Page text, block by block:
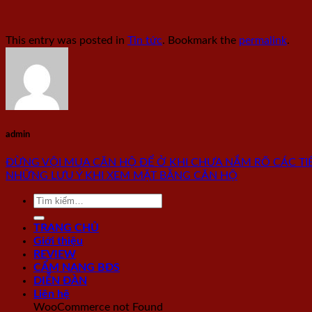
This entry was posted in Tin tức. Bookmark the permalink.
admin
ĐỪNG VỘI MUA CĂN HỘ ĐỂ Ở KHI CHƯA NẮM RÕ CÁC
NHỮNG LƯU Ý KHI XEM MẶT BẰNG CĂN HỘ
TRANG CHỦ
Giới thiệu
REVIEW
CẨM NANG BĐS
DIỄN ĐÀN
Liên hệ
WooCommerce not Found